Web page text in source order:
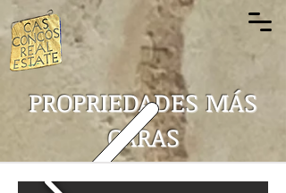
PROPRIEDADES MÁS
CARAS